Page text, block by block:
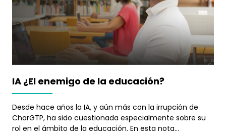
IA ¿El enemigo de la educación?
Desde hace años la IA, y aún más con la irrupción de
CharGTP, ha sido cuestionada especialmente sobre su
rol en el ámbito de la educación. En esta nota